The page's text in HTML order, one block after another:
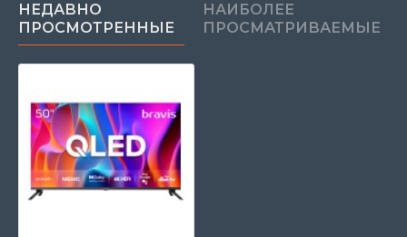
НЕДАВНО
ПРОСМОТРЕННЫЕ
НАИБОЛЕЕ
ПРОСМАТРИВАЕМЫЕ